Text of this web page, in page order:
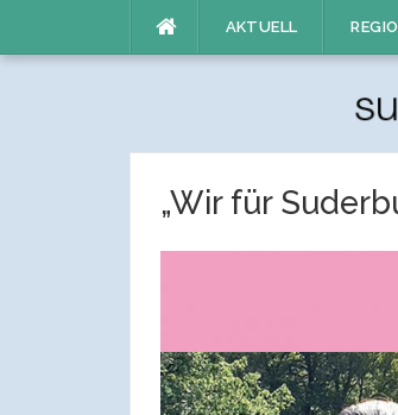
AKTUELL
„Wir für